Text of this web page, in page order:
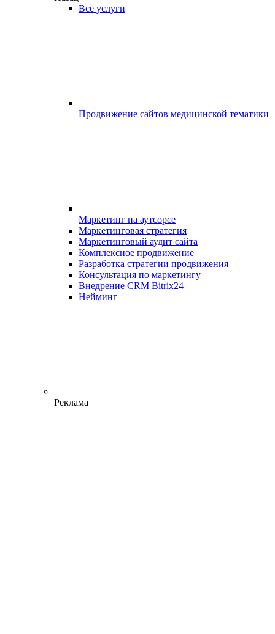
Все услуги
Продвижение сайтов медицинской тематики
Маркетинг на аутсорсе
Маркетинговая стратегия
Маркетинговый аудит сайта
Комплексное продвижение
Разработка стратегии продвижения
Консультация по маркетингу
Внедрение CRM Bitrix24
Нейминг
Реклама